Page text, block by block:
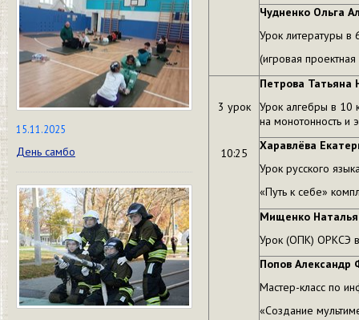
15.11.2025
День самбо
Чудненко Ольга
Урок литературы в
(игровая
3 урок
10:25
Петрова Татьяна
Урок алгебры в 10
на монотонность и
Харавлёва
Урок русского
«Путь к себе»
Мищенко Наталья
Урок (ОПК) ОРКСЭ в
Попов Александр
Мастер-класс по
«Создание